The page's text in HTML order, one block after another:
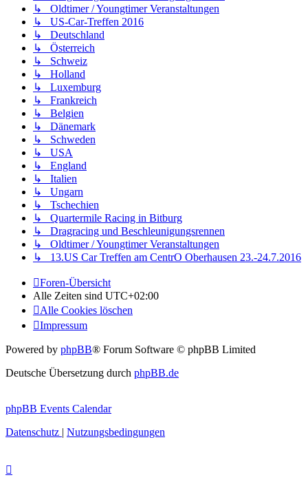
↳ Oldtimer / Youngtimer Veranstaltungen
↳ US-Car-Treffen 2016
↳ Deutschland
↳ Österreich
↳ Schweiz
↳ Holland
↳ Luxemburg
↳ Frankreich
↳ Belgien
↳ Dänemark
↳ Schweden
↳ USA
↳ England
↳ Italien
↳ Ungarn
↳ Tschechien
↳ Quartermile Racing in Bitburg
↳ Dragracing und Beschleunigungsrennen
↳ Oldtimer / Youngtimer Veranstaltungen
↳ 13.US Car Treffen am CentrO Oberhausen 23.-24.7.2016
Foren-Übersicht
Alle Zeiten sind UTC+02:00
Alle Cookies löschen
Impressum
Powered by phpBB® Forum Software © phpBB Limited
Deutsche Übersetzung durch phpBB.de
phpBB Events Calendar
Datenschutz | Nutzungsbedingungen